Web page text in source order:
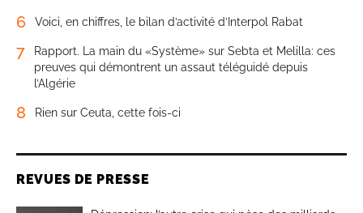
6 Voici, en chiffres, le bilan d’activité d’Interpol Rabat
7
Rapport. La main du «Système» sur Sebta et Melilla: ces
preuves qui démontrent un assaut téléguidé depuis
l’Algérie
8 Rien sur Ceuta, cette fois-ci
REVUES DE PRESSE